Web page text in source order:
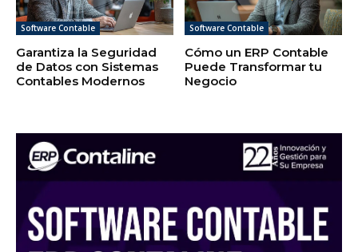
Software Contable
Garantiza la Seguridad
de Datos con Sistemas
Contables Modernos
Software Contable
Cómo un ERP Contable
Puede Transformar tu
Negocio